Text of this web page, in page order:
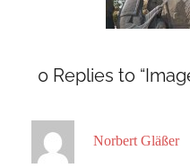
0 Replies to
Norbert Gläßer